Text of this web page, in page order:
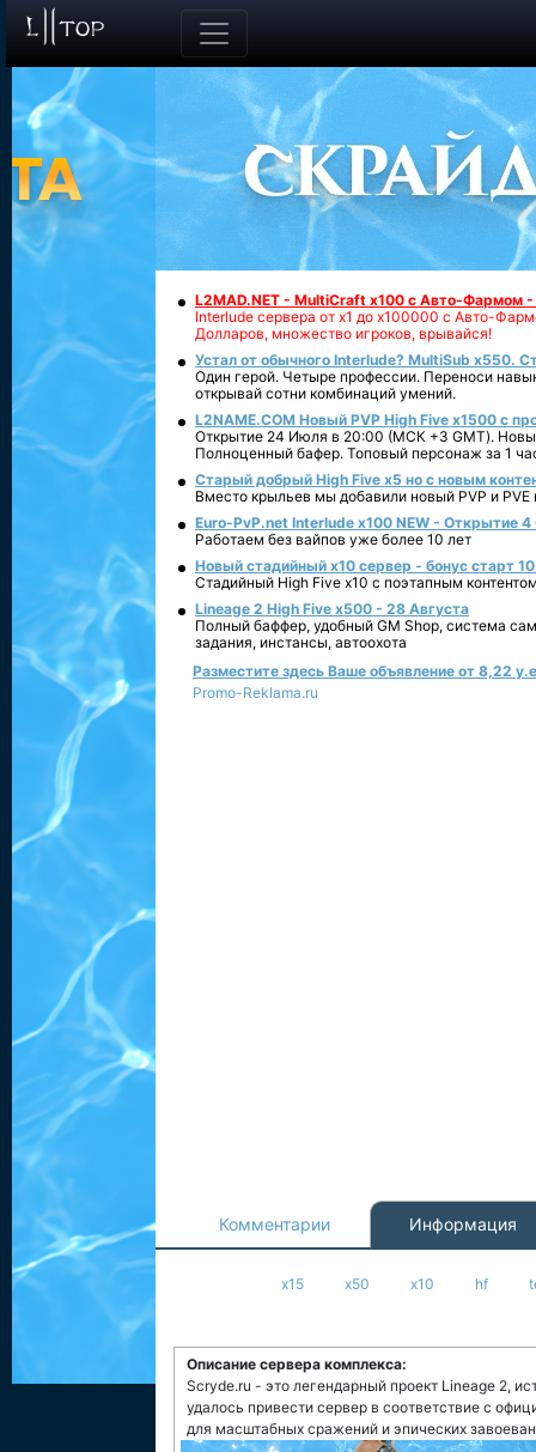
L2MAD.NET - MultiCraft x100 с Авто-Фармом
Interlude сервера от х1 до х100000 с Авто-
Долларов, множество игроков, врывайся!
Устал от обычного Interlude? MultiSub x550.
Один герой. Четыре профессии. Переноси
открывай сотни комбинаций умений.
L2NAME.COM Новый PVP High Five x1500 с
Открытие 24 Июля в 20:00 (МСК +3 GMT).
Полноценный бафер. Топовый персонаж за 1
Старый добрый High Five x5 но с новым
Вместо крыльев мы добавили новый PVP и PVE
Euro-PvP.net Interlude х100 NEW - Открытие 4
Работаем без вайпов уже более 10 лет
Новый стадийный х10 сервер - бонус старт
Стадийный High Five x10 с поэтапным
Lineage 2 High Five x500 - 28 Августа
Полный баффер, удобный GM Shop, система
задания, инстансы, автоохота
Разместите здесь Ваше объявление от 8,22
Promo-Reklama.ru
Комментарии Информация
x15 x50 x10 hf
Описание сервера комплекса:
Scryde.ru - это легендарный проект Lineage 2,
удалось привести сервер в соответствие с
для масштабных сражений и эпических